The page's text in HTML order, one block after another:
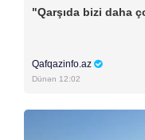
"Qarşıda bizi daha
Qafqazinfo.az
Dünən 12:02